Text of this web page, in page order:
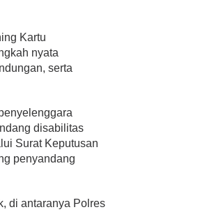
Kartu
nyata
serta
disabilitas
Surat Keputusan
penyandang
di antaranya Polres